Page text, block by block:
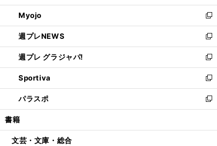
開
く
ウ
で
開
く
ン
ド
ウ
で
開
く
ウ
ィ
ン
ド
ウ
で
開
く
Myojo
新
し
い
ウ
ィ
ン
ド
ウ
で
開
週プレNEWS
新
し
い
ウ
ィ
ン
ド
ウ
開
週プレ グラジャパ!
新
し
い
ウ
ィ
ン
ウ
Sportiva
新
し
い
ウ
ン
パラスポ
新
し
ウ
書籍
文芸・文庫・総合